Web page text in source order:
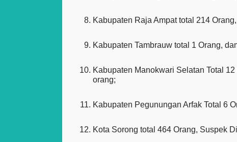
Kabupaten Raja Ampat total 214
Kabupaten Tambrauw total 1 Orang,
Kabupaten Manokwari Selatan Total
orang;
Kabupaten Pegunungan Arfak Total 6
Kota Sorong total 464 Orang, Suspek